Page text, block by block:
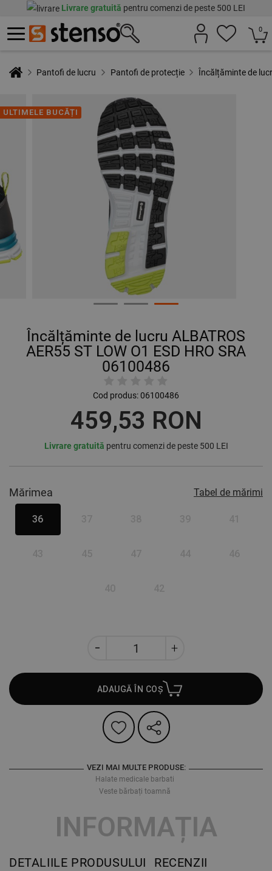
Livrare gratuită pentru comenzi de peste 500 LEI
0
Pantofi de lucru Pantofi de protecție Încălțăminte de
ULTIMELE BUCĂȚI
Încălțăminte de lucru ALBATROS
AER55 ST LOW O1 ESD HRO SRA
06100486
Cod produs:06100486
459,53 RON
Livrare gratuită pentru comenzi de peste 500 LEI
Mărimea Tabel de mărimi
36
ADAUGĂ ÎN COȘ
VEZI MAI MULTE PRODUSE:
Halate medicale barbati
Veste bărbați toamnă
INFORMAȚIA
DETALIILE PRODUSULUI RECENZII